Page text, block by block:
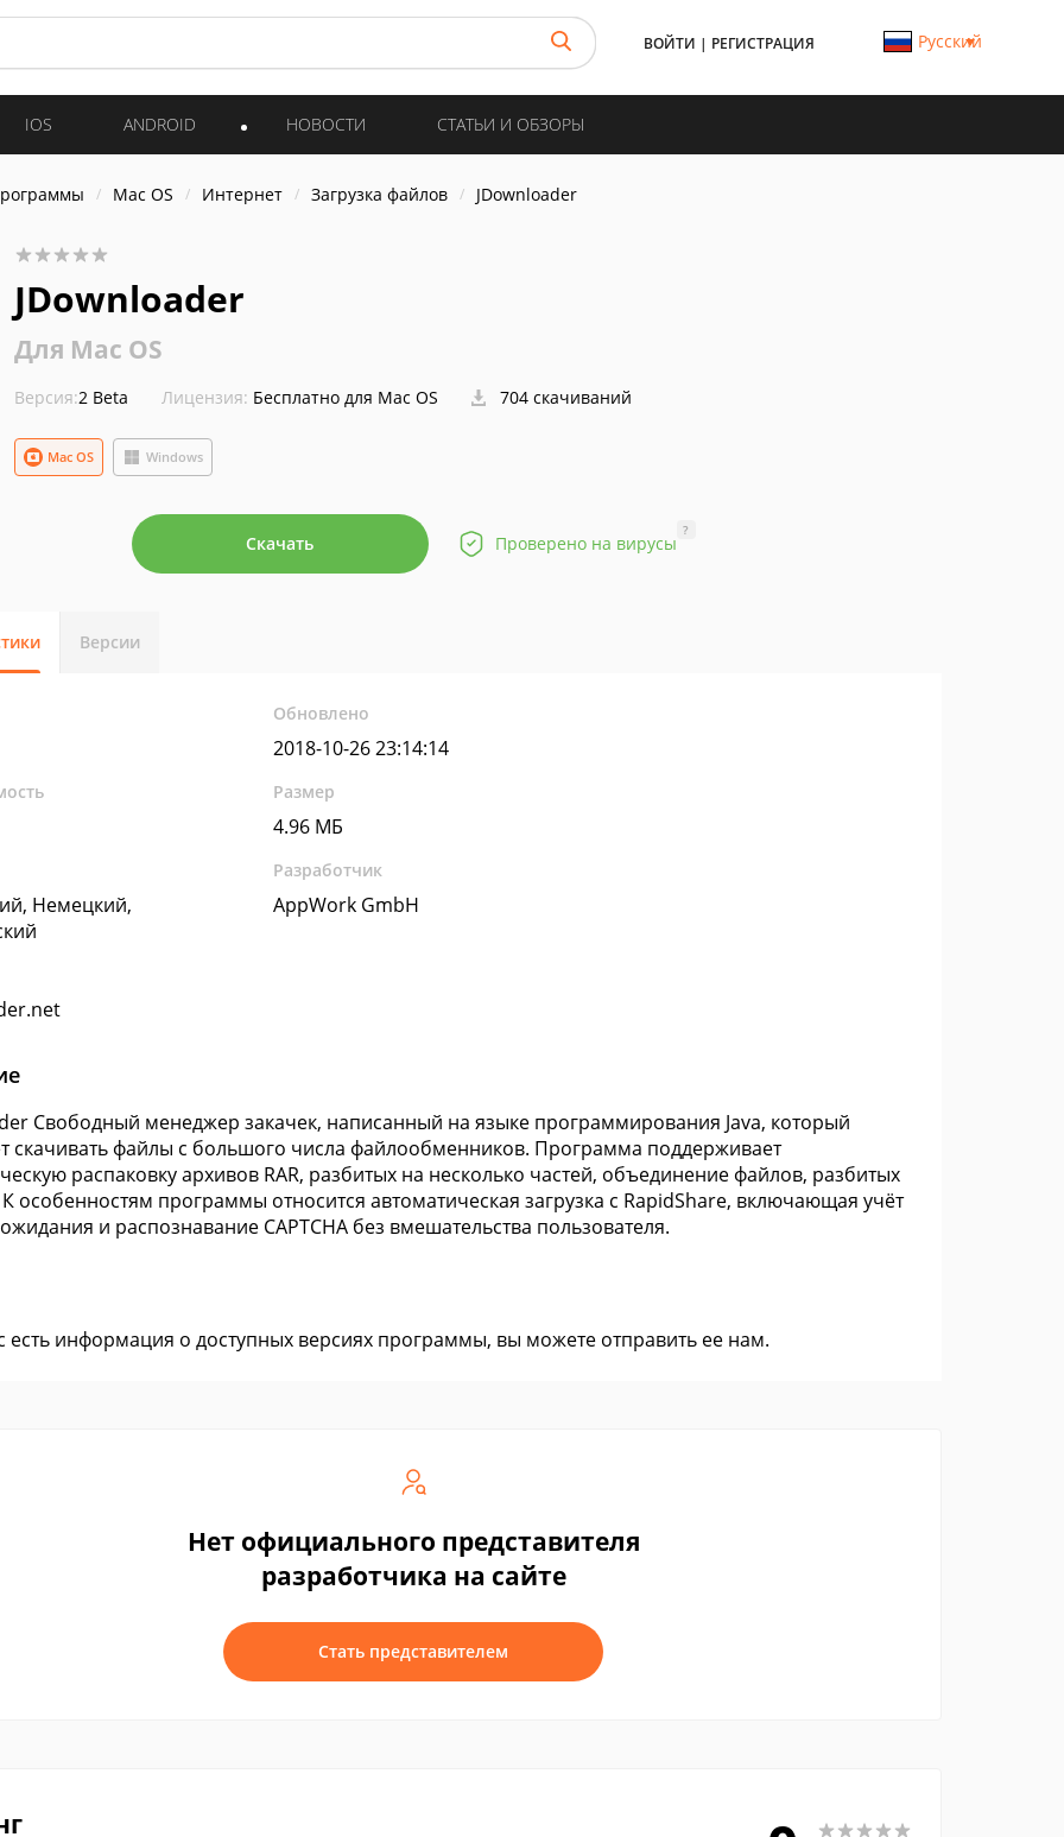
ВОЙТИ | РЕГИСТРАЦИЯ Русский
IOS ANDROID НОВОСТИ СТАТЬИ И ОБЗОРЫ
Mac OS Интернет Загрузка файлов JDownloader
JDownloader
Для Mac OS
Версия:2 Beta Лицензия: Бесплатно для Mac OS 704 скачиваний
Windows
Mac OS
Скачать Проверено на вирусы
?
Версии
Обновлено
2018-10-26 23:14:14
Размер
4.96 МБ
Немецкий,
Разработчик
AppWork GmbH
Свободный менеджер закачек, написанный на языке программирования Java, который
скачивать файлы с большого числа файлообменников. Программа поддерживает
распаковку архивов RAR, разбитых на несколько частей, объединение файлов, разбитых
особенностям программы относится автоматическая загрузка с RapidShare, включающая учёт
и распознавание CAPTCHA без вмешательства пользователя.
есть информация о доступных версиях программы, вы можете отправить ее нам.
Нет официального представителя
разработчика на сайте
Стать представителем